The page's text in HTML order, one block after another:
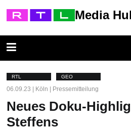
Media
RTL GEO
06.09.23 | Köln | Pressemitteilung
Neues Doku-
Steffens